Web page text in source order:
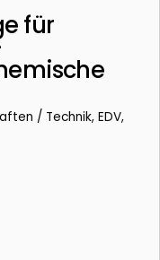
für
/ Technik, EDV,